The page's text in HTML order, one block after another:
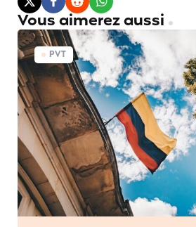
Vous aimerez aussi
PVT